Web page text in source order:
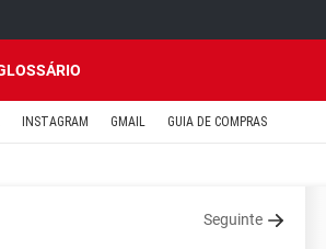
INSTAGRAM GMAIL GUIA DE COMPRAS
Seguinte